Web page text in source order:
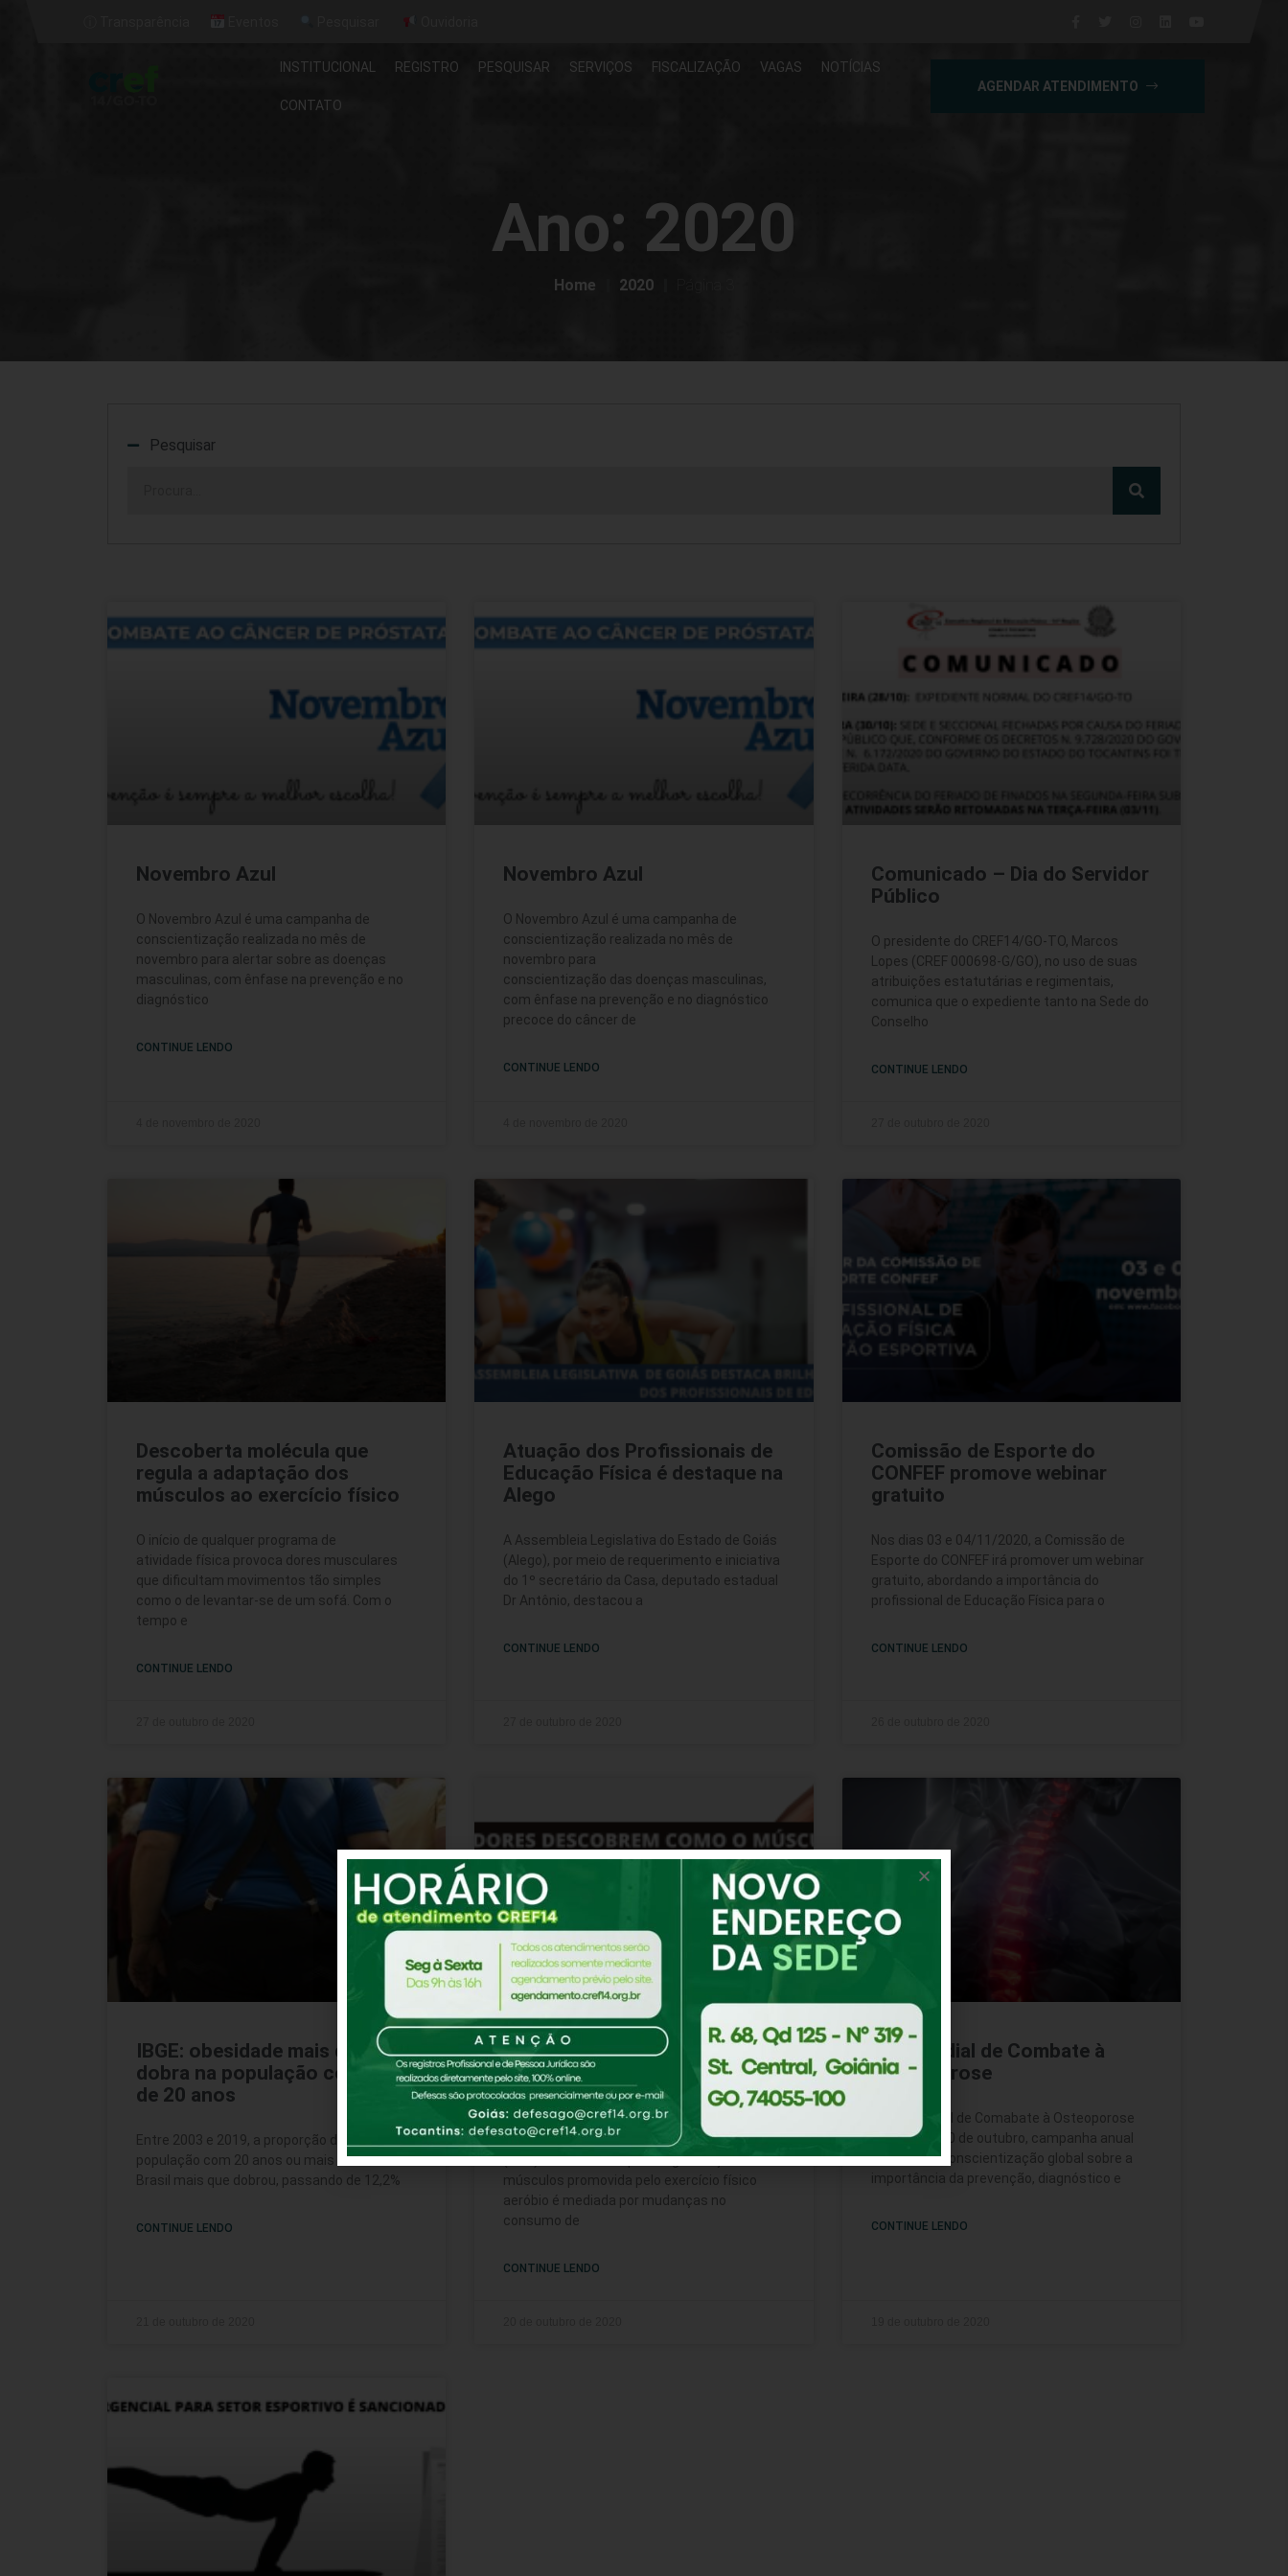
INSTITUCIONAL REGISTRO PESQUISAR SERVIÇOS FISCALIZAÇÃO VAGAS NOTÍCIAS
CONTATO
AGENDAR ATENDIMENTO
Ano: 2020
Home 2020
Pesquisar
Novembro Azul
O Novembro Azul é uma campanha de
conscientização realizada no mês de
novembro para alertar sobre as doenças
masculinas, com ênfase na prevenção e no
diagnóstico
CONTINUE LENDO
Novembro Azul
O Novembro Azul é uma campanha de
conscientização realizada no mês de
novembro para
conscientização das doenças masculinas,
com ênfase na prevenção e no diagnóstico
precoce do câncer de
CONTINUE LENDO
Comunicado – Dia do Servidor
Público
O presidente do CREF14/GO-TO, Marcos
Lopes (CREF 000698-G/GO), no uso de suas
atribuições estatutárias e regimentais,
comunica que o expediente tanto na Sede do
Conselho
CONTINUE LENDO
Descoberta molécula que
regula a adaptação dos
músculos ao exercício físico
O início de qualquer programa de
atividade física provoca dores musculares
que dificultam movimentos tão simples
como o de levantar-se de um sofá. Com o
tempo e
CONTINUE LENDO
Atuação dos Profissionais de
Educação Física é destaque na
Alego
A Assembleia Legislativa do Estado de Goiás
(Alego), por meio de requerimento e iniciativa
do 1º secretário da Casa, deputado estadual
Dr Antônio, destacou a
CONTINUE LENDO
Comissão de Esporte do
CONFEF promove webinar
gratuito
Nos dias 03 e 04/11/2020, a Comissão de
Esporte do CONFEF irá promover um webinar
gratuito, abordando a importância do
profissional de Educação Física para o
CONTINUE LENDO
IBGE: obesidade mais do que
dobra na população com mais
de 20 anos
Entre 2003 e 2019, a proporção de obesos na
população com 20 anos ou mais de idade do
Brasil mais que dobrou, passando de 12,2%
CONTINUE LENDO
Pesquisadores descobrem
como o músculo se regenera
após o exercício aeróbio
Pesquisadores da Universidade de São Paulo
(USP) descobriram que a regeneração dos
músculos promovida pelo exercício físico
aeróbio é mediada por mudanças no
consumo de
CONTINUE LENDO
Dia Mundial de Combate à
Osteoporose
O Dia Mundial de Comabate à Osteoporose
marca, em 20 de outubro, campanha anual
dedicada à conscientização global sobre a
importância da prevenção, diagnóstico e
CONTINUE LENDO